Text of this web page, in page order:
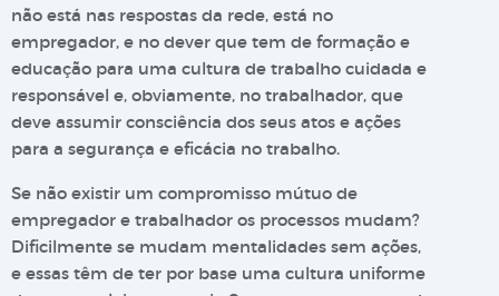
não está nas respostas da rede, está no
empregador, e no dever que tem de formação e
educação para uma cultura de trabalho cuidada e
responsável e, obviamente, no trabalhador, que
deve assumir consciência dos seus atos e ações
para a segurança e eficácia no trabalho.
Se não existir um compromisso mútuo de
empregador e trabalhador os processos mudam?
Dificilmente se mudam mentalidades sem ações,
e essas têm de ter por base uma cultura uniforme